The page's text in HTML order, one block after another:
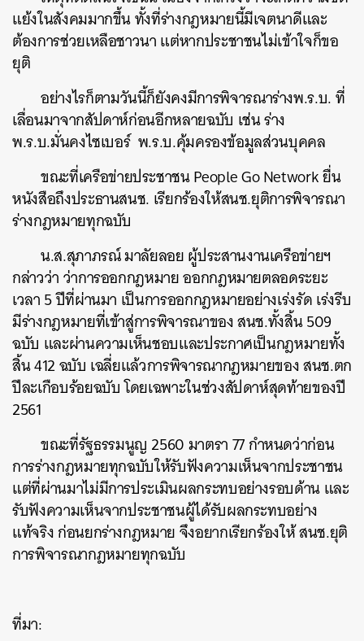
แย้งในสังคมมากขึ้น ทั้งที่ร่างกฎหมายนี้มีเจตนาดีและ
ต้องการช่วยเหลือชาวนา แต่หากประชาชนไม่เข้าใจก็ขอ
ยุติ
อย่างไรก็ตามวันนี้ก็ยังคงมีการพิจารณาร่างพ.ร.บ. ที่
เลื่อนมาจากสัปดาห์ก่อนอีกหลายฉบับ เช่น ร่าง
พ.ร.บ.มั่นคงไซเบอร์ พ.ร.บ.คุ้มครองข้อมูลส่วนบุคคล
ขณะที่เครือข่ายประชาชน People Go Network ยื่น
หนังสือถึงประธานสนช. เรียกร้องให้สนช.ยุติการพิจารณา
ร่างกฎหมายทุกฉบับ
น.ส.สุภาภรณ์ มาลัยลอย ผู้ประสานงานเครือข่ายฯ
กล่าวว่า ว่าการออกกฎหมาย ออกกฎหมายตลอดระยะ
เวลา 5 ปีที่ผ่านมา เป็นการออกกฎหมายอย่างเร่งรัด เร่งรีบ
มีร่างกฎหมายที่เข้าสู่การพิจารณาของ สนช.ทั้งสิ้น 509
ฉบับ และผ่านความเห็นชอบและประกาศเป็นกฎหมายทั้ง
สิ้น 412 ฉบับ เฉลี่ยแล้วการพิจารณากฎหมายของ สนช.ตก
ปีละเกือบร้อยฉบับ โดยเฉพาะในช่วงสัปดาห์สุดท้ายของปี
2561
ขณะที่รัฐธรรมนูญ 2560 มาตรา 77 กำหนดว่าก่อน
การร่างกฎหมายทุกฉบับให้รับฟังความเห็นจากประชาชน
แต่ที่ผ่านมาไม่มีการประเมินผลกระทบอย่างรอบด้าน และ
รับฟังความเห็นจากประชาชนผู้ได้รับผลกระทบอย่าง
แท้จริง ก่อนยกร่างกฎหมาย จึงอยากเรียกร้องให้ สนช.ยุติ
การพิจารณากฎหมายทุกฉบับ
ที่มา:
SHARE TWEET LINE EMAIL